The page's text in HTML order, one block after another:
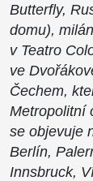
Butterfly,
domu),
v Teatro
ve
Čechem,
Metropolitní
se objevuje
Berlín,
Innsbruck,